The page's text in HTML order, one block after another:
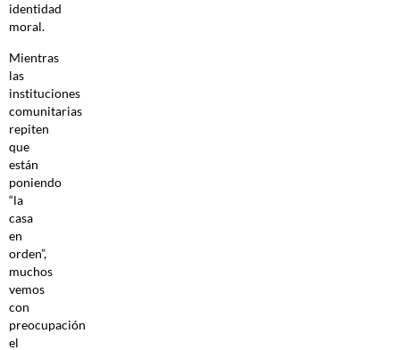
identidad
moral.
Mientras
las
instituciones
comunitarias
repiten
que
están
poniendo
“la
casa
en
orden”,
muchos
vemos
con
preocupación
el